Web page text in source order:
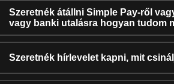
Szeretnék átállni Simple Pay-ről
vagy banki utalásra hogyan tudom
Szeretnék hírlevelet kapni, mit